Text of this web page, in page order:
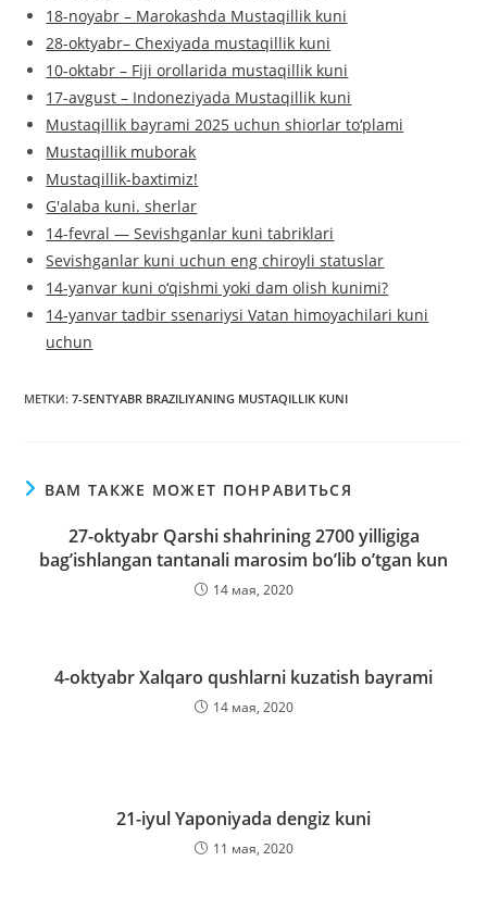
18-noyabr – Marokashda Mustaqillik kuni
28-oktyabr– Chexiyada mustaqillik kuni
10-oktabr – Fiji orollarida mustaqillik kuni
17-avgust – Indoneziyada Mustaqillik kuni
Mustaqillik bayrami 2025 uchun shiorlar to‘plami
Mustaqillik muborak
Mustaqillik-baxtimiz!
G'alaba kuni. sherlar
14-fevral — Sevishganlar kuni tabriklari
Sevishganlar kuni uchun eng chiroyli statuslar
14-yanvar kuni o‘qishmi yoki dam olish kunimi?
14-yanvar tadbir ssenariysi Vatan himoyachilari kuni
uchun
МЕТКИ:7-SENTYABR BRAZILIYANING MUSTAQILLIK KUNI
ВАМ ТАКЖЕ МОЖЕТ ПОНРАВИТЬСЯ
27-oktyabr Qarshi shahrining 2700 yilligiga
bag’ishlangan tantanali marosim bo’lib o’tgan kun
14 мая, 2020
4-oktyabr Xalqaro qushlarni kuzatish bayrami
14 мая, 2020
21-iyul Yaponiyada dengiz kuni
11 мая, 2020